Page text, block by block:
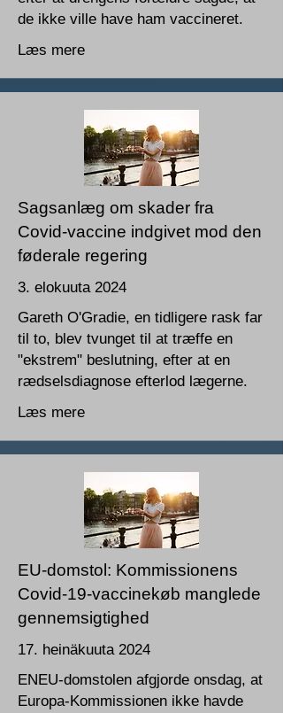
de ikke ville have ham vaccineret.
Læs mere
Sagsanlæg om skader fra
Covid-vaccine indgivet mod den
føderale regering
3. elokuuta 2024
Gareth O'Gradie, en tidligere rask far
til to, blev tvunget til at træffe en
"ekstrem" beslutning, efter at en
rædselsdiagnose efterlod lægerne.
Læs mere
EU-domstol: Kommissionens
Covid-19-vaccinekøb manglede
gennemsigtighed
17. heinäkuuta 2024
ENEU-domstolen afgjorde onsdag, at
Europa-Kommissionen ikke havde